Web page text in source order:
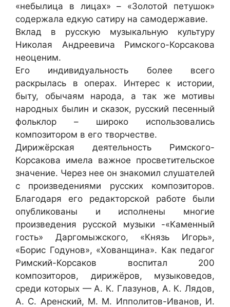
«небылица в лицах» – «Золотой петушок»
содержала едкую сатиру на самодержавие.
Вклад в русскую музыкальную культуру
Николая Андреевича Римского-Корсакова
неоценим.
Его индивидуальность более всего
раскрылась в операх. Интерес к истории,
быту, обычаям народа, а так же мотивы
народных былин и сказок, русский песенный
фольклор – широко использовались
композитором в его творчестве.
Дирижёрская деятельность Римского-
Корсакова имела важное просветительское
значение. Через нее он знакомил слушателей
с произведениями русских композиторов.
Благодаря его редакторской работе были
опубликованы и исполнены многие
произведения русской музыки -«Каменный
гость» Даргомыжского, «Князь Игорь»,
«Борис Годунов», «Хованщина». Как педагог
Римский-Корсаков воспитал 200
композиторов, дирижёров, музыковедов,
среди которых — А. К. Глазунов, А. К. Лядов,
А. С. Аренский, М. М. Ипполитов-Иванов, И.